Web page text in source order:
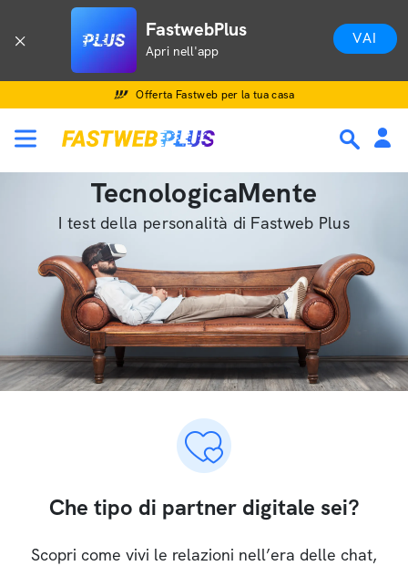
FastwebPlus
Apri nell'app
VAI
Offerta Fastweb per la tua casa
TecnologicaMente
I test della personalità di Fastweb Plus
Che tipo di partner digitale sei?
Scopri come vivi le relazioni nell’era delle chat,